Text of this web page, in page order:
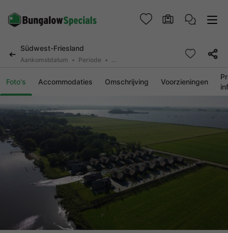
Südwest-Friesland
Aankomstdatum Periode 2 deelnemers, 0 huisdier
Foto's Accommodaties Omschrijving Voorzieningen